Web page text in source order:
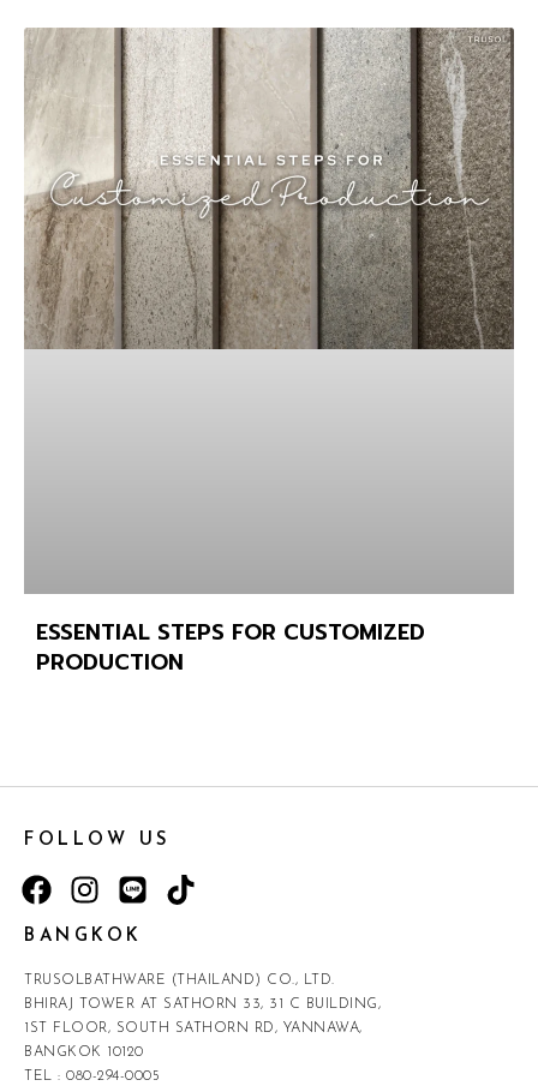
ESSENTIAL STEPS FOR CUSTOMIZED
PRODUCTION
FOLLOW US
BANGKOK
TRUSOLBATHWARE (THAILAND) CO., LTD.
BHIRAJ TOWER AT SATHORN 33, 31 C BUILDING,
1ST FLOOR, SOUTH SATHORN RD, YANNAWA,
BANGKOK 10120
TEL : 080-294-0005